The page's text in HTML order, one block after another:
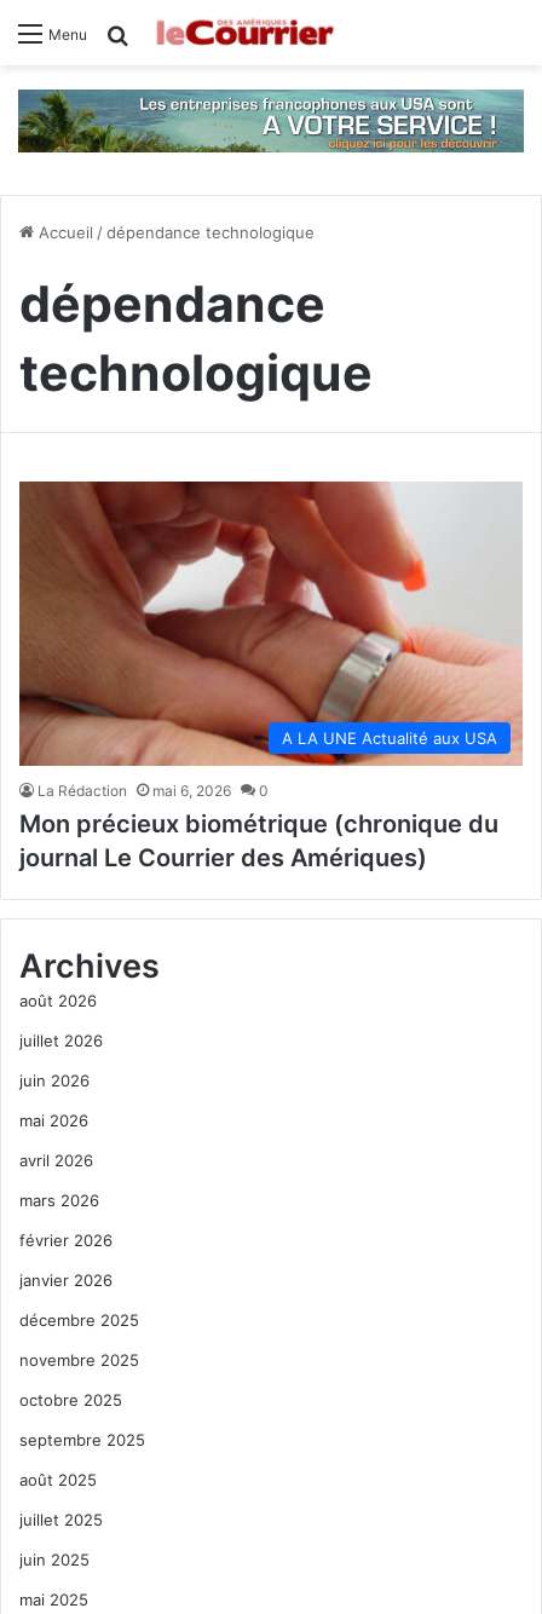
Menu Rechercher
Accueil /dépendance technologique
dépendance
technologique
A LA UNE Actualité aux USA
La Rédaction mai 6, 2026 0
Mon précieux biométrique (chronique du
journal Le Courrier des Amériques)
Archives
août 2026
juillet 2026
juin 2026
mai 2026
avril 2026
mars 2026
février 2026
janvier 2026
décembre 2025
novembre 2025
octobre 2025
septembre 2025
août 2025
juillet 2025
juin 2025
mai 2025